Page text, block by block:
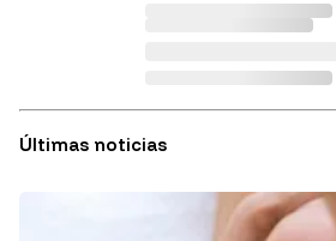
Últimas noticias